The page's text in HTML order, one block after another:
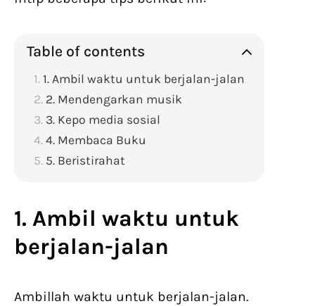
Table of contents
1. Ambil waktu untuk berjalan-jalan
2. Mendengarkan musik
3. Kepo media sosial
4. Membaca Buku
5. Beristirahat
1. Ambil waktu untuk
berjalan-jalan
Ambillah waktu untuk berjalan-jalan.